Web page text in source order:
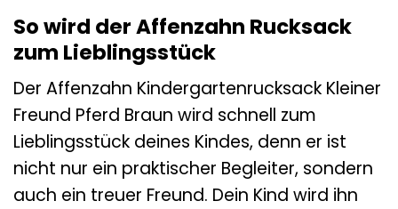
So wird der Affenzahn Rucksack
zum Lieblingsstück
Der Affenzahn Kindergartenrucksack Kleiner
Freund Pferd Braun wird schnell zum
Lieblingsstück deines Kindes, denn er ist
nicht nur ein praktischer Begleiter, sondern
auch ein treuer Freund. Dein Kind wird ihn